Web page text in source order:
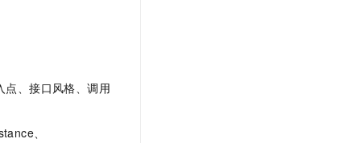
点、接口风格、调用
、